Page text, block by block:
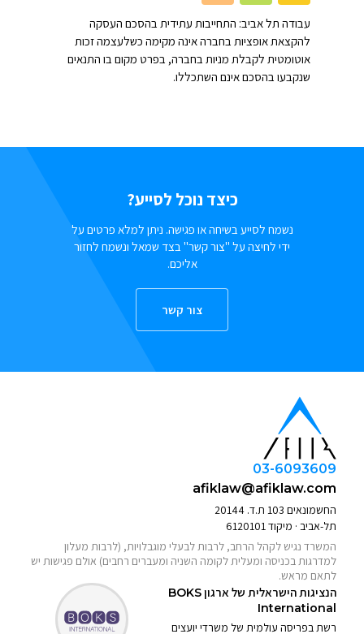
עבודה תל אביב: התחייבות עתידית בהסכם העסקה
להקצאת אופציות בחברה אינה מקימה כשלעצמה זכות
אוטומטית לקבלת מניות בחברה, בפרט מקום בו התנאים
שנקבעו בהסכם אינם השתכללו.
כיצד נוכל לסייע?
נשמח לסייע בשיחה או פגישה. ניתן למלא פרטים על
ידי לחיצה על "צור קשר" בצד שמאל ונשמח לחזור
אליכם.
צור קשר
03-6093609
afiklaw@afiklaw.com
החשמונאים 103 ת.ד. 20144
תל-אביב · מיקוד 6120101
המשרד נגיש לקהל הרחב, לרבות לבעלי מוגבלויות, (לרבות מעלון
למדרגות בכניסה ומעלית לקומה השניה ומעברים רחבים) אולם פגישות יש
לתאם מראש.
הנציגות הישראלית של ארגוןBOKS
International
רשת בפריסה עולמית של משרדי יועצים